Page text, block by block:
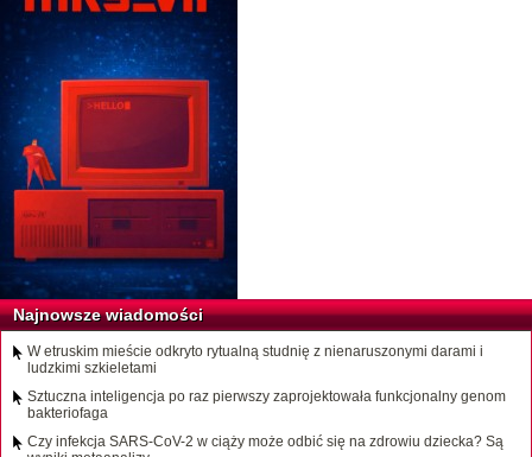
Najnowsze wiadomości
W etruskim mieście odkryto rytualną studnię z nienaruszonymi darami i
ludzkimi szkieletami
Sztuczna inteligencja po raz pierwszy zaprojektowała funkcjonalny genom
bakteriofaga
Czy infekcja SARS-CoV-2 w ciąży może odbić się na zdrowiu dziecka? Są